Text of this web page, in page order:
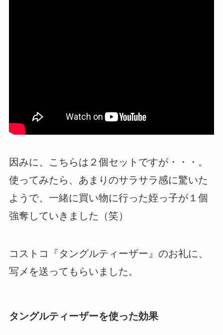
因みに、こちらは２個セットですが・・・。
使ってみたら、あまりのサラサラ感に驚いた
ようで、一緒に買い物に行った姪っ子が１個
強奪していきました（笑）
コストコ『タングルティーザー』のお礼に、
写メを送ってもらいました。
タングルティーザーを使った効果